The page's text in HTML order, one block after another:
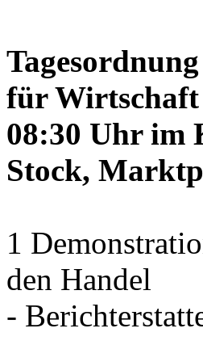
für Wirtschaft
08:30 Uhr im
Stock,
1
den Handel
-